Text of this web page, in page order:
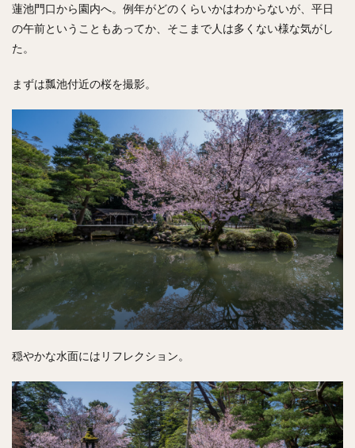
蓮池門口から園内へ。例年がどのくらいかはわからないが、平日
の午前ということもあってか、そこまで人は多くない様な気がし
た。
まずは瓢池付近の桜を撮影。
穏やかな水面にはリフレクション。